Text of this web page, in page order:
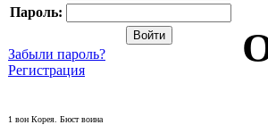
Пароль:
Забыли пароль?
Регистрация
1 вон Корея. Бюст воина